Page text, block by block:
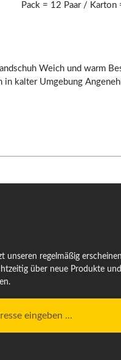
Pack = 12 Paar / Karton
Weich und warm
in kalter Umgebung
unseren regelmäßig
über neue Produkte